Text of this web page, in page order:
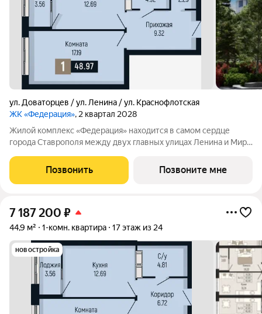
ул. Доваторцев / ул. Ленина / ул. Краснофлотская
ЖК «Федерация», 2 квартал 2028
Жилой комплекс «Федерация» находится в самом сердце
города Ставрополя между двух главных улицах Ленина и Мира,
Доваторцев. Зеленый двор способен придать новый уровень
качеству жизни, а его хозяину
Позвонить Позвоните мне
7 187 200 ₽
44,9 м² 1-комн. квартира 17 этаж из 24
новостройка